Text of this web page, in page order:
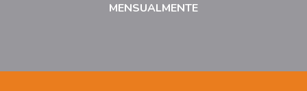
MENSUALMENTE